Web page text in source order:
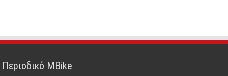
Περιοδικό MBike